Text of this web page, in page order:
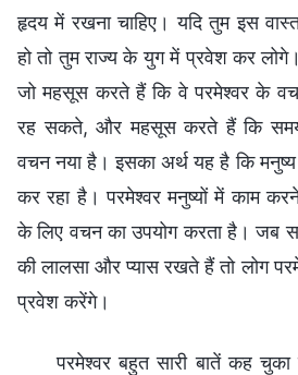
हृदय में रखना चाहिए। यदि तुम इस
हो तो तुम राज्य के युग में प्रवेश कर
जो महसूस करते हैं कि वे परमेश्वर के
रह सकते, और महसूस करते हैं कि समय
वचन नया है। इसका अर्थ यह है कि मनुष्य
कर रहा है। परमेश्वर मनुष्यों में काम
के लिए वचन का उपयोग करता है। जब
की लालसा और प्यास रखते हैं तो लोग
प्रवेश करेंगे।
परमेश्वर बहुत सारी बातें कह